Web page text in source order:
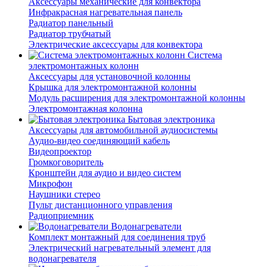
Инфракрасная нагревательная панель
Радиатор панельный
Радиатор трубчатый
Электрические аксессуары для конвектора
Система
электромонтажных колонн
Аксессуары для установочной колонны
Крышка для электромонтажной колонны
Модуль расширения для электромонтажной колонны
Электромонтажная колонна
Бытовая электроника
Аксессуары для автомобильной аудиосистемы
Аудио-видео соединяющий кабель
Видеопроектор
Громкоговоритель
Кронштейн для аудио и видео систем
Микрофон
Наушники стерео
Пульт дистанционного управления
Радиоприемник
Водонагреватели
Комплект монтажный для соединения труб
Электрический нагревательный элемент для
водонагревателя